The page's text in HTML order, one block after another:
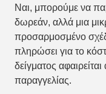
Ναι, μπορούμε να
δωρεάν, αλλά μια
προσαρμοσμένο
πληρώσει για το
δείγματος
παραγγελίας.